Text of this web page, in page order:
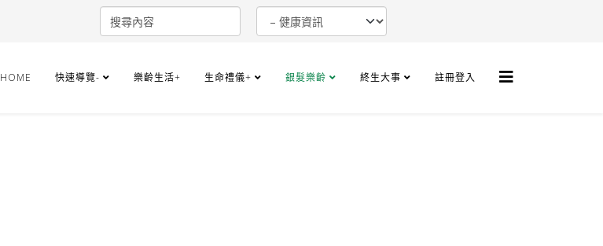
HOME 快速導覽- 樂齡生活+ 生命禮儀+ 銀髮樂齡 終生大事 註冊登入